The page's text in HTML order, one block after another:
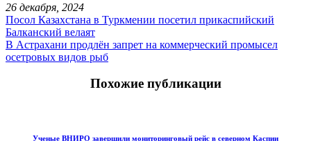
26 декабря, 2024
Посол Казахстана в Туркмении посетил прикаспийский
Балканский велаят
В Астрахани продлён запрет на коммерческий промысел
осетровых видов рыб
Похожие публикации
Ученые ВНИРО завершили мониторинговый рейс в северном Каспии